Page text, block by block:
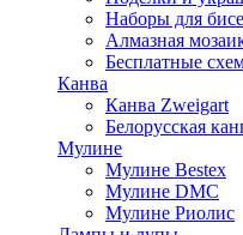
Наборы для
Алмазная
Бесплатные
Канва
Канва Zweigart
Белорусская
Мулине
Мулине Bestex
Мулине DMC
Мулине Риолис